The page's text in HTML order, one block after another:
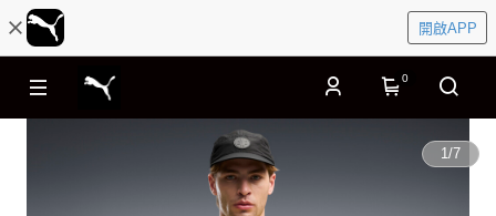
開啟APP
0
1/7